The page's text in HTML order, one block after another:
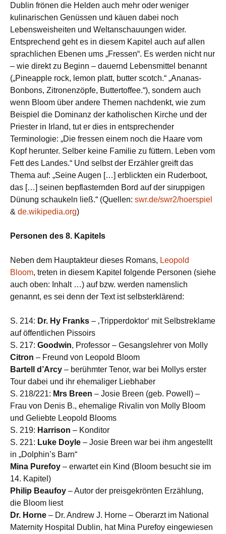
Dublin frönen die Helden auch mehr oder weniger
kulinarischen Genüssen und käuen dabei noch
Lebensweisheiten und Weltanschauungen wider.
Entsprechend geht es in diesem Kapitel auch auf allen
sprachlichen Ebenen ums „Fressen“. Es werden nicht nur
– wie direkt zu Beginn – dauernd Lebensmittel benannt
(„Pineapple rock, lemon platt, butter scotch.“ „Ananas-
Bonbons, Zitronenzöpfe, Buttertoffee.“), sondern auch
wenn Bloom über andere Themen nachdenkt, wie zum
Beispiel die Dominanz der katholischen Kirche und der
Priester in Irland, tut er dies in entsprechender
Terminologie: „Die fressen einem noch die Haare vom
Kopf herunter. Selber keine Familie zu füttern. Leben vom
Fett des Landes.“ Und selbst der Erzähler greift das
Thema auf: „Seine Augen […] erblickten ein Ruderboot,
das […] seinen bepflasternden Bord auf der siruppigen
Dünung schaukeln ließ.“ (Quellen: swr.de/swr2/hoerspiel
& de.wikipedia.org)
Personen des 8. Kapitels
Neben dem Hauptakteur dieses Romans, Leopold
Bloom, treten in diesem Kapitel folgende Personen (siehe
auch oben: Inhalt …) auf bzw. werden namenslich
genannt, es sei denn der Text ist selbsterklärend:
S. 214: Dr. Hy Franks – ‚Tripperdoktor‘ mit Selbstreklame
auf öffentlichen Pissoirs
S. 217: Goodwin, Professor – Gesangslehrer von Molly
Citron – Freund von Leopold Bloom
Bartell d’Arcy – berühmter Tenor, war bei Mollys erster
Tour dabei und ihr ehemaliger Liebhaber
S. 218/221: Mrs Breen – Josie Breen (geb. Powell) –
Frau von Denis B., ehemalige Rivalin von Molly Bloom
und Geliebte Leopold Blooms
S. 219: Harrison – Konditor
S. 221: Luke Doyle – Josie Breen war bei ihm angestellt
in „Dolphin’s Barn“
Mina Purefoy – erwartet ein Kind (Bloom besucht sie im
14. Kapitel)
Philip Beaufoy – Autor der preisgekrönten Erzählung,
die Bloom liest
Dr. Horne – Dr. Andrew J. Horne – Oberarzt im National
Maternity Hospital Dublin, hat Mina Purefoy eingewiesen